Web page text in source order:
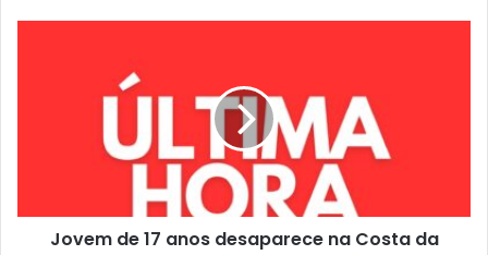
Jovem de 17 anos desaparece na Costa da